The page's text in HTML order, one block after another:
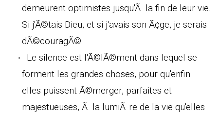
demeurent optimistes jusqu'Ã la fin de leur vie.
Si j'Ã©tais Dieu, et si j'avais son Ã¢ge, je serais
dÃ©couragÃ©.
Le silence est l'Ã©lÃ©ment dans lequel se
forment les grandes choses, pour qu'enfin
elles puissent Ã©merger, parfaites et
majestueuses, Ã la lumiÃ¨re de la vie qu'elles